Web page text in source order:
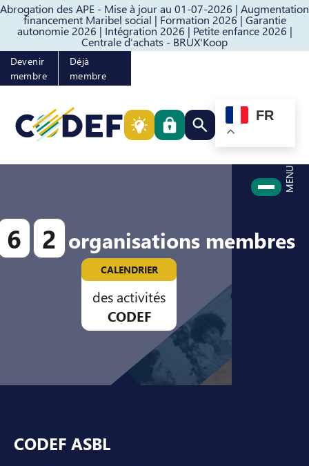
Abrogation des APE - Mise à jour au 01-07-2026 | Augmentation
financement Maribel social | Formation 2026 | Garantie
autonomie 2026 | Intégration 2026 | Petite enfance 2026 |
Centrale d’achats - BRUX'Koop
Passer au contenuPasser au pied de page
Devenir
membre
Déjà
membre
Rechercher quelque
FR
MENU
6 2 organisations membres
CALENDRIER
des activités
CODEF
CODEF ASBL